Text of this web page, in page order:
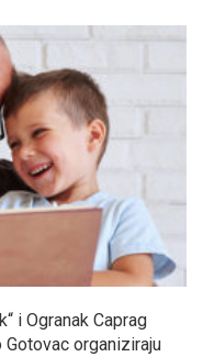
i Ogranak Caprag
organiziraju